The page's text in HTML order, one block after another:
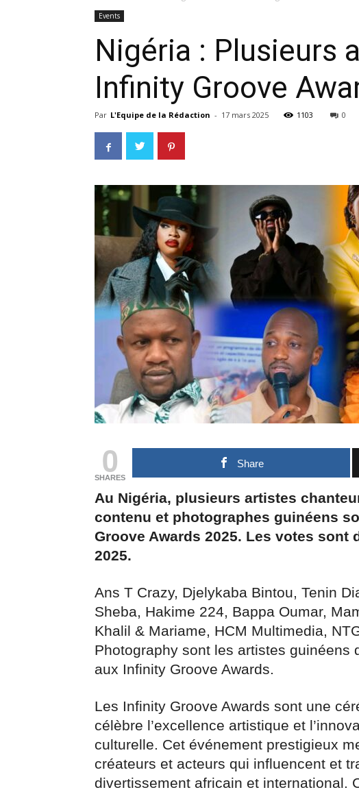
Events
Nigéria : Plusieurs
Infinity Groove
Par L'Equipe de la Rédaction - 17 mars 2025 1103 0
0
SHARES
Share
Au Nigéria, plusieurs artistes
contenu et photographes guinéens
Groove Awards 2025. Les votes sont
2025.
Ans T Crazy, Djelykaba Bintou, Tenin
Sheba, Hakime 224, Bappa Oumar,
Khalil & Mariame, HCM Multimedia,
Photography sont les artistes guinéens
aux Infinity Groove Awards.
Les Infinity Groove Awards sont une
célèbre l’excellence artistique et
culturelle. Cet événement prestigieux
créateurs et acteurs qui influencent et
divertissement africain et international.